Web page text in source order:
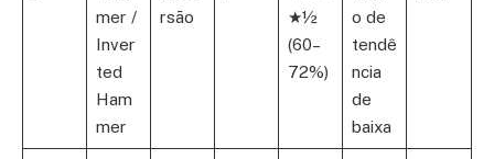
mer /
Inver
ted
Ham
mer
rsão
★½
(60–
72%)
o de
tendê
ncia
de
baixa